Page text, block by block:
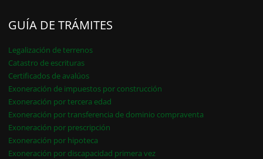
GUÍA DE TRÁMITES
Legalización de terrenos
Catastro de escrituras
Certificados de avalúos
Exoneración de impuestos por construcción
Exoneración por tercera edad
Exoneración por transferencia de dominio compraventa
Exoneración por prescripción
Exoneración por hipoteca
Exoneración por discapacidad primera vez